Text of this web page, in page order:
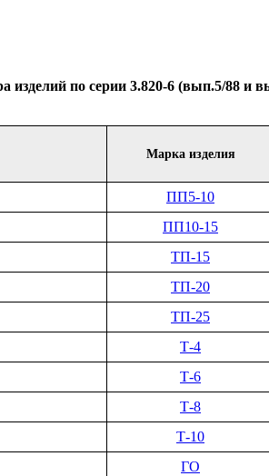
изделий по серии 3.820-6 (вып.5/88 и
Марка изделия
ПП5-10
ПП10-15
ТП-15
ТП-20
ТП-25
Т-4
Т-6
Т-8
Т-10
ГО